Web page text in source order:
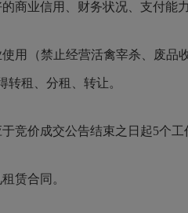
的商业信用、财务状况、支付能力
使用（禁止经营活禽宰杀、废
转租、分租、转让。
于竞价成交公告结束之日起5个
赁合同。